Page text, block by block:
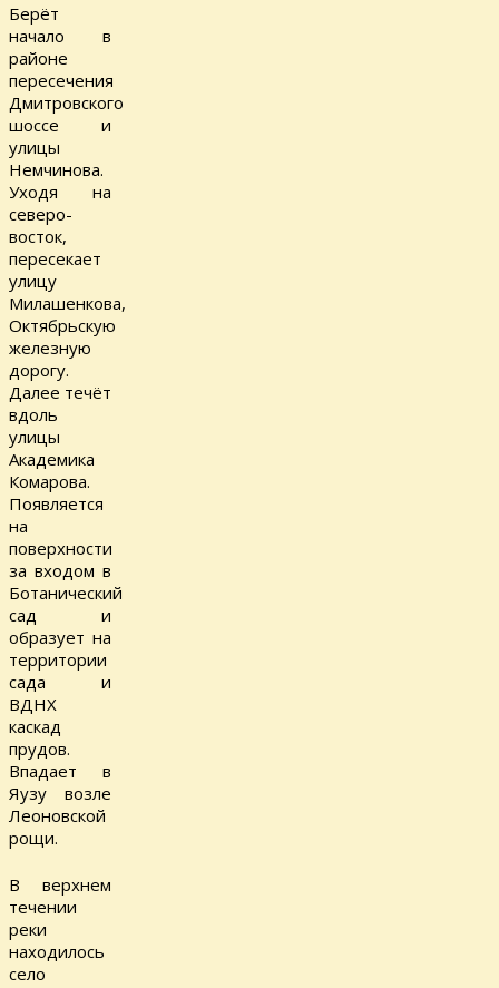
Берёт
начало в
районе
пересечения
Дмитровского
шоссе и
улицы
Немчинова.
Уходя на
северо-
восток,
пересекает
улицу
Милашенкова,
Октябрьскую
железную
дорогу.
Далее течёт
вдоль
улицы
Академика
Комарова.
Появляется
на
поверхности
за входом в
Ботанический
сад и
образует на
территории
сада и
ВДНХ
каскад
прудов.
Впадает в
Яузу возле
Леоновской
рощи.
В верхнем
течении
реки
находилось
село